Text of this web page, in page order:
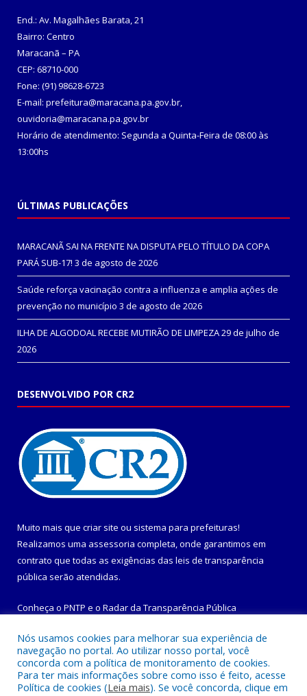
End.: Av. Magalhães Barata, 21
Bairro: Centro
Maracanã – PA
CEP: 68710-000
Fone: (91) 98628-6723
E-mail: prefeitura@maracana.pa.gov.br,
ouvidoria@maracana.pa.gov.br
Horário de atendimento: Segunda a Quinta-Feira de 08:00 às
13:00hs
ÚLTIMAS PUBLICAÇÕES
MARACANÃ SAI NA FRENTE NA DISPUTA PELO TÍTULO DA COPA
PARÁ SUB-17! 3 de agosto de 2026
Saúde reforça vacinação contra a influenza e amplia ações de
prevenção no município 3 de agosto de 2026
ILHA DE ALGODOAL RECEBE MUTIRÃO DE LIMPEZA29 de julho de
2026
DESENVOLVIDO POR CR2
Muito mais que criar site ou sistema para prefeituras!
Realizamos uma assessoria completa, onde garantimos em
contrato que todas as exigências das leis de transparência
pública serão atendidas.
Conheça o PNTP e o Radar da Transparência Pública
Todos os direitos reservados a Prefeitura Municipal de
Maracanã.
Nós usamos cookies para melhorar sua experiência de
navegação no portal. Ao utilizar nosso portal, você
concorda com a política de monitoramento de cookies.
Para ter mais informações sobre como isso é feito, acesse
Política de cookies (Leia mais). Se você concorda, clique em